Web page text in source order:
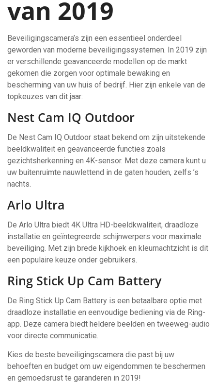
van 2019
Beveiligingscamera’s zijn een essentieel onderdeel
geworden van moderne beveiligingssystemen. In 2019 zijn
er verschillende geavanceerde modellen op de markt
gekomen die zorgen voor optimale bewaking en
bescherming van uw huis of bedrijf. Hier zijn enkele van de
topkeuzes van dit jaar:
Nest Cam IQ Outdoor
De Nest Cam IQ Outdoor staat bekend om zijn uitstekende
beeldkwaliteit en geavanceerde functies zoals
gezichtsherkenning en 4K-sensor. Met deze camera kunt u
uw buitenruimte nauwlettend in de gaten houden, zelfs ’s
nachts.
Arlo Ultra
De Arlo Ultra biedt 4K Ultra HD-beeldkwaliteit, draadloze
installatie en geïntegreerde schijnwerpers voor maximale
beveiliging. Met zijn brede kijkhoek en kleurnachtzicht is dit
een populaire keuze onder gebruikers.
Ring Stick Up Cam Battery
De Ring Stick Up Cam Battery is een betaalbare optie met
draadloze installatie en eenvoudige bediening via de Ring-
app. Deze camera biedt heldere beelden en tweeweg-audio
voor directe communicatie.
Kies de beste beveiligingscamera die past bij uw
behoeften en budget om uw eigendommen te beschermen
en gemoedsrust te garanderen in 2019!